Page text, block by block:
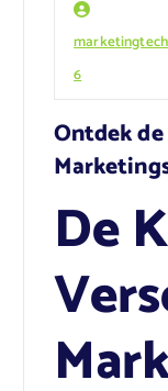
6
Ontdek
De